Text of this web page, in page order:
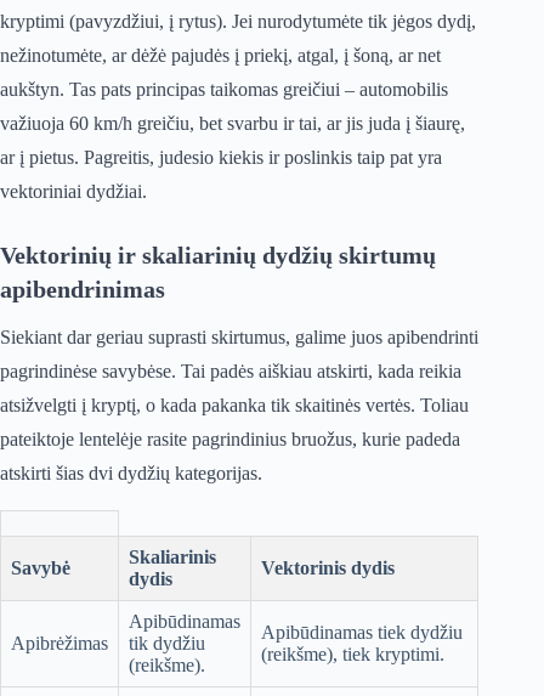
kryptimi (pavyzdžiui, į rytus). Jei nurodytumėte tik jėgos dydį,
nežinotumėte, ar dėžė pajudės į priekį, atgal, į šoną, ar net
aukštyn. Tas pats principas taikomas greičiui – automobilis
važiuoja 60 km/h greičiu, bet svarbu ir tai, ar jis juda į šiaurę,
ar į pietus. Pagreitis, judesio kiekis ir poslinkis taip pat yra
vektoriniai dydžiai.
Vektorinių ir skaliarinių dydžių skirtumų
apibendrinimas
Siekiant dar geriau suprasti skirtumus, galime juos apibendrinti
pagrindinėse savybėse. Tai padės aiškiau atskirti, kada reikia
atsižvelgti į kryptį, o kada pakanka tik skaitinės vertės. Toliau
pateiktoje lentelėje rasite pagrindinius bruožus, kurie padeda
atskirti šias dvi dydžių kategorijas.
Savybė
Skaliarinis
dydis
Vektorinis dydis
Apibrėžimas
Apibūdinamas
tik dydžiu
(reikšme).
Apibūdinamas tiek dydžiu
(reikšme), tiek kryptimi.